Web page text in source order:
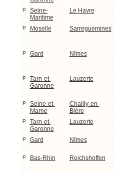
P
Seine-
Maritime
Le Havre
P Moselle Sarreguemines
P Gard Nîmes
P
Tarn-et-
Garonne
Lauzerte
P
Seine-et-
Marne
Chailly-en-
Bière
P
Tarn-et-
Garonne
Lauzerte
P Gard Nîmes
P Bas-Rhin Reichshoffen